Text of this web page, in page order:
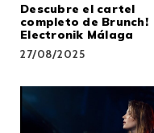
Descubre el cartel
completo de Brunch!
Electronik Málaga
27/08/2025